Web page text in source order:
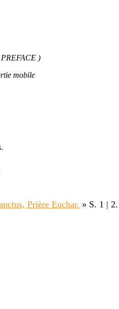
)
mobile
Prière Euchar. » S. 1 |